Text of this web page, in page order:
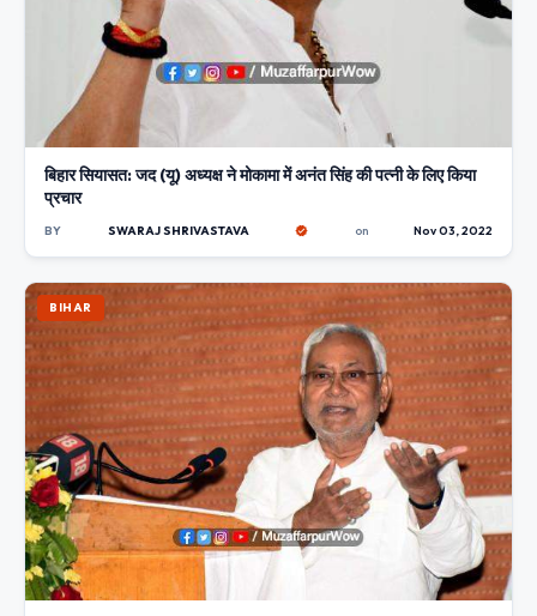
बिहार सियासत: जद (यू) अध्यक्ष ने मोकामा में अनंत सिंह की पत्नी के लिए किया
प्रचार
BY SWARAJ SHRIVASTAVA on Nov 03, 2022
BIHAR